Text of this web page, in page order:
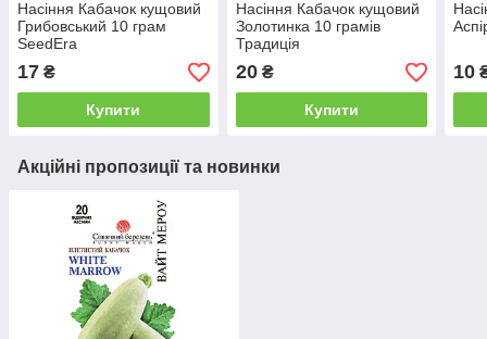
Насіння Кабачок кущовий
Грибовський 10 грам
SeedEra
17 ₴
Купити
Насіння Кабачок кущовий
Золотинка 10 грамів
Традиція
20₴
Купити
10
Акційні пропозиції та новинки